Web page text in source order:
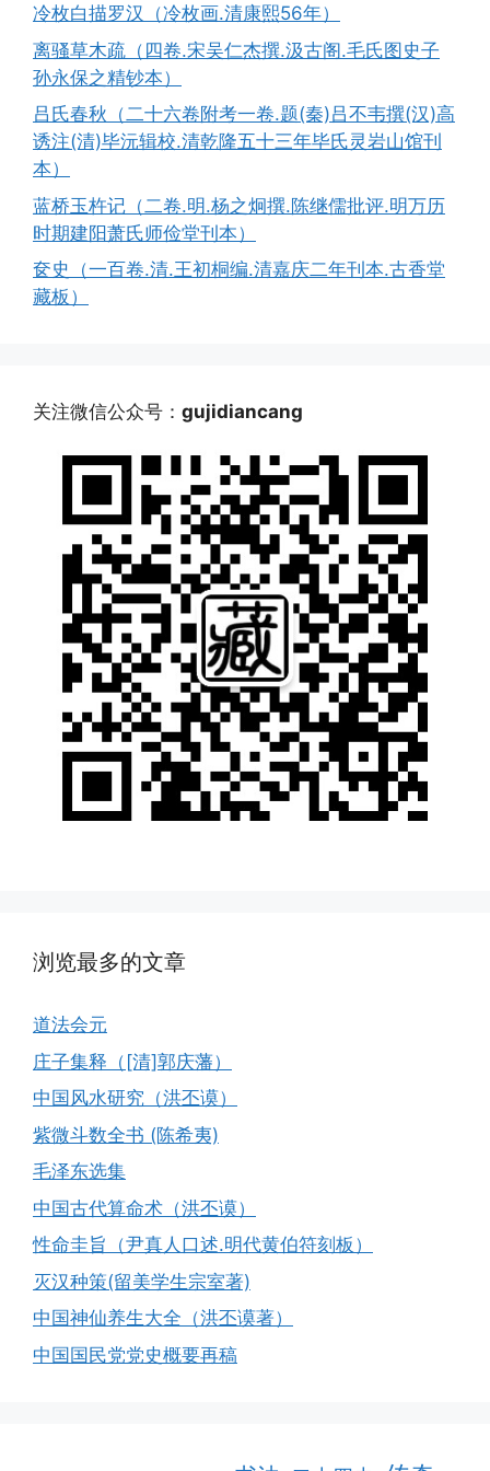
冷枚白描罗汉（冷枚画.清康熙56年）
离骚草木疏（四卷.宋吴仁杰撰.汲古阁.毛氏图史子
孙永保之精钞本）
吕氏春秋（二十六卷附考一卷.题(秦)吕不韦撰(汉)高
诱注(清)毕沅辑校.清乾隆五十三年毕氏灵岩山馆刊
本）
蓝桥玉杵记（二卷.明.杨之炯撰.陈继儒批评.明万历
时期建阳萧氏师俭堂刊本）
奁史（一百卷.清.王初桐编.清嘉庆二年刊本.古香堂
藏板）
关注微信公众号： gujidiancang
浏览最多的文章
道法会元
庄子集释（[清]郭庆藩）
中国风水研究（洪丕谟）
紫微斗数全书 (陈希夷)
毛泽东选集
中国古代算命术（洪丕谟）
性命圭旨（尹真人口述.明代黄伯符刻板）
灭汉种策(留美学生宗室著)
中国神仙养生大全（洪丕谟著）
中国国民党党史概要再稿